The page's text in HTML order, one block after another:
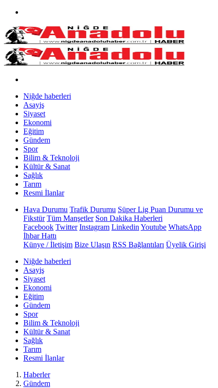
Niğde haberleri
Asayiş
Siyaset
Ekonomi
Eğitim
Gündem
Spor
Bilim & Teknoloji
Kültür & Sanat
Sağlık
Tarım
Resmi İlanlar
Hava Durumu Trafik Durumu Süper Lig Puan Durumu ve
Fikstür Tüm Manşetler Son Dakika Haberleri
Facebook Twitter Instagram Linkedin Youtube WhatsApp
İhbar Hattı
Künye / İletişim Bize Ulaşın RSS Bağlantıları Üyelik Girişi
Niğde haberleri
Asayiş
Siyaset
Ekonomi
Eğitim
Gündem
Spor
Bilim & Teknoloji
Kültür & Sanat
Sağlık
Tarım
Resmi İlanlar
Haberler
Gündem